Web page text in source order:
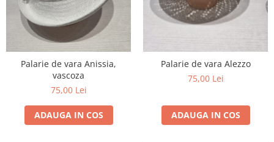
Palarie de vara Anissia,
vascoza
75,00 Lei
ADAUGA IN COS
Palarie de vara Alezzo
75,00 Lei
ADAUGA IN COS